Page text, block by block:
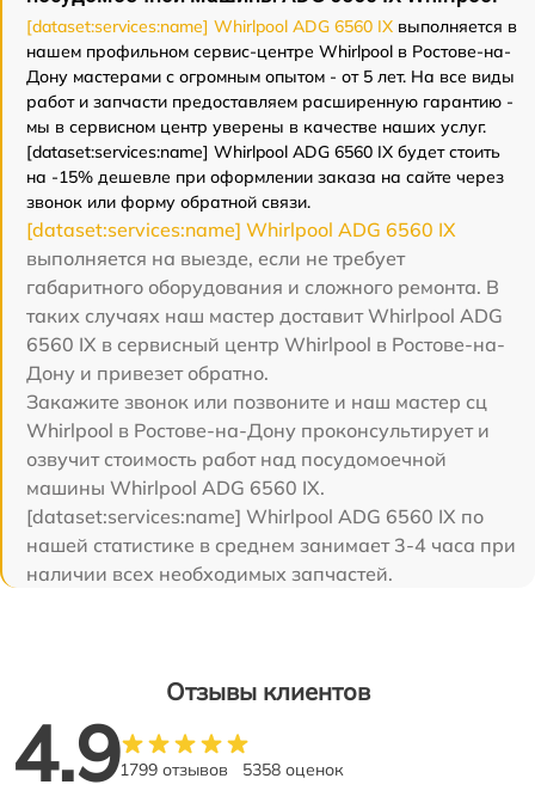
[dataset:services:name] Whirlpool ADG 6560 IX выполняется в
нашем профильном сервис-центре Whirlpool в Ростове-на-
Дону мастерами с огромным опытом - от 5 лет. На все виды
работ и запчасти предоставляем расширенную гарантию -
мы в сервисном центр уверены в качестве наших услуг.
[dataset:services:name] Whirlpool ADG 6560 IX будет стоить
на -15% дешевле при оформлении заказа на сайте через
звонок или форму обратной связи.
[dataset:services:name] Whirlpool ADG 6560 IX
выполняется на выезде, если не требует
габаритного оборудования и сложного ремонта. В
таких случаях наш мастер доставит Whirlpool ADG
6560 IX в сервисный центр Whirlpool в Ростове-на-
Дону и привезет обратно.
Закажите звонок или позвоните и наш мастер сц
Whirlpool в Ростове-на-Дону проконсультирует и
озвучит стоимость работ над посудомоечной
машины Whirlpool ADG 6560 IX.
[dataset:services:name] Whirlpool ADG 6560 IX по
нашей статистике в среднем занимает 3-4 часа при
наличии всех необходимых запчастей.
Отзывы клиентов
4.91799 отзывов 5358 оценок